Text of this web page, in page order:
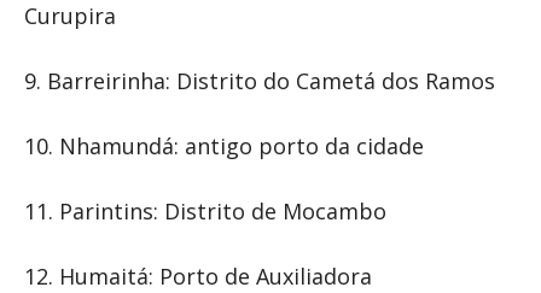
Curupira
9. Barreirinha: Distrito do Cametá dos Ramos
10. Nhamundá: antigo porto da cidade
11. Parintins: Distrito de Mocambo
12. Humaitá: Porto de Auxiliadora